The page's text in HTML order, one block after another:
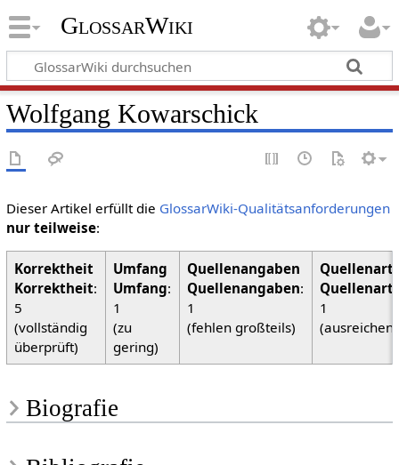
GlossarWiki
Wolfgang Kowarschick
Dieser Artikel erfüllt die GlossarWiki-Qualitätsanforderungen
nur teilweise:
Korrektheit:
5
(vollständig
überprüft)
Umfang:
1
(zu
gering)
Quellenangaben:
1
(fehlen großteils)
1
Biografie